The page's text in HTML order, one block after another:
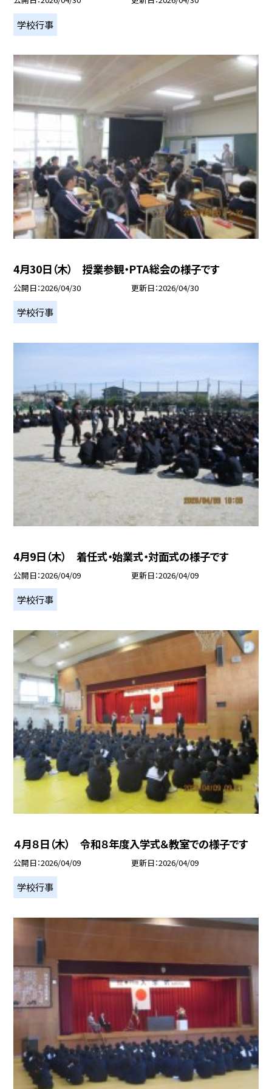
学校行事
4月30日（木） 授業参観・PTA総会の様子です
公開日 2026/04/30 更新日 2026/04/30
学校行事
4月9日（木） 着任式・始業式・対面式の様子です
公開日 2026/04/09 更新日 2026/04/09
学校行事
４月８日（木） 令和８年度入学式＆教室での様子です
公開日 2026/04/09 更新日 2026/04/09
学校行事